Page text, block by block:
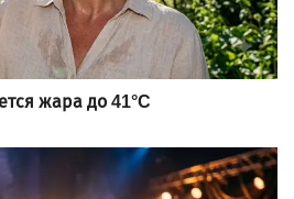
жара до 41°C